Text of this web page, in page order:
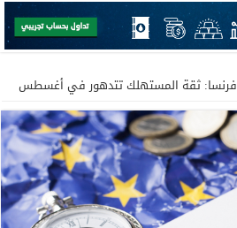
فرنسا: ثقة المستهلك تتدهور في أغسطس